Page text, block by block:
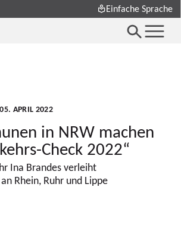
Einfache Sprache
APRIL 2022
in NRW machen
Check 2022“
Ina Brandes verleiht
Rhein, Ruhr und Lippe